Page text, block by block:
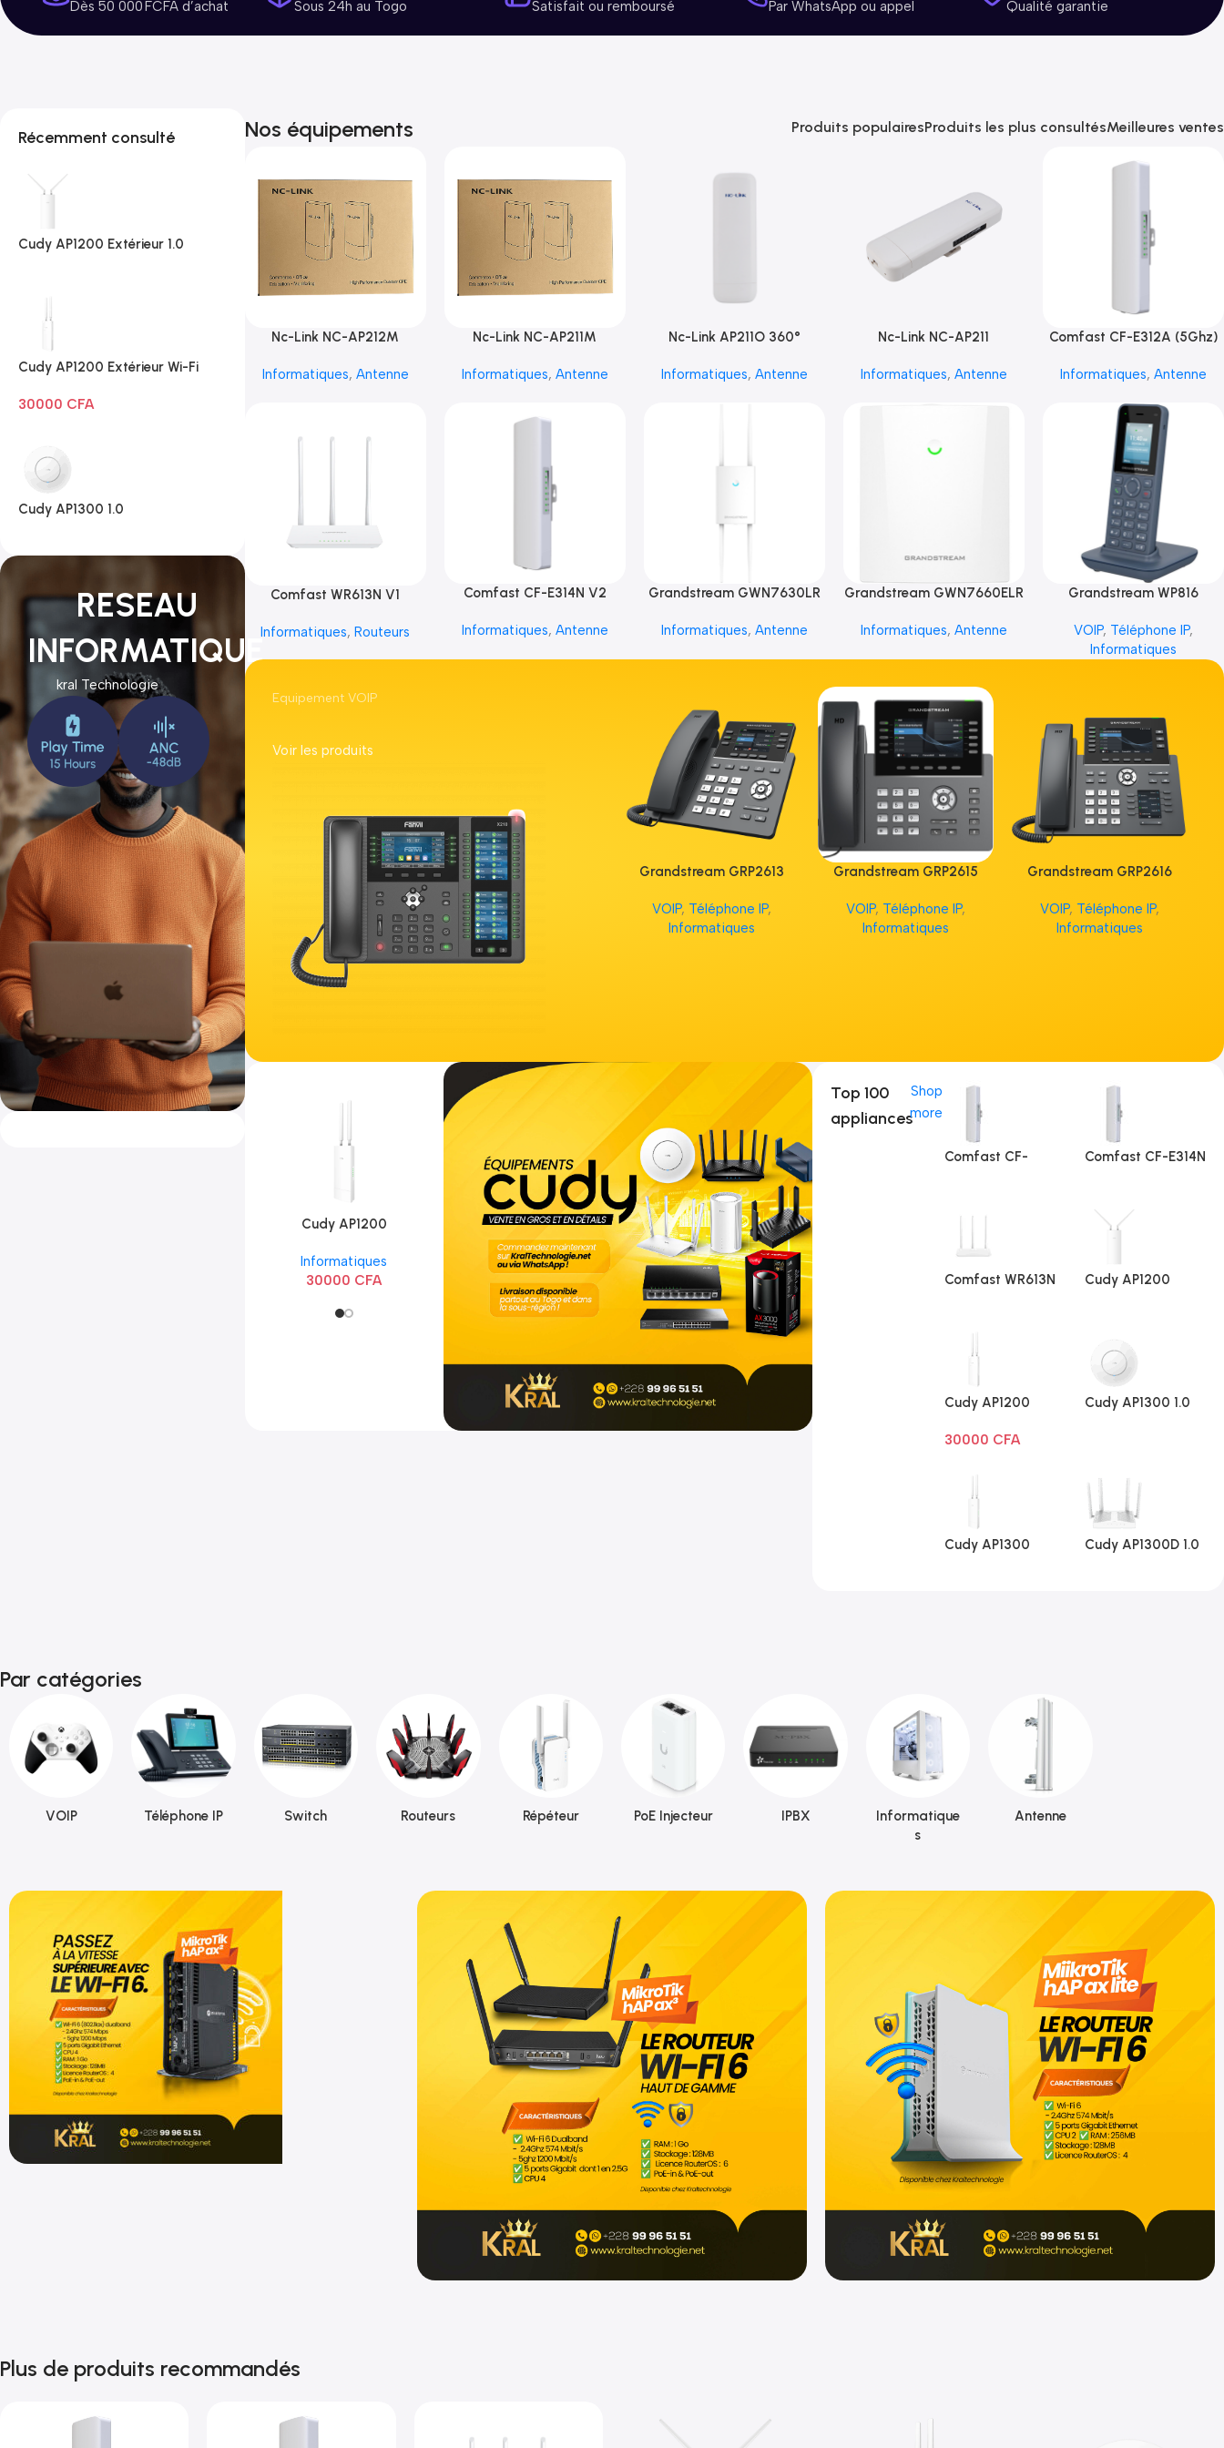
Dès 50 000 FCFA d’achat Sous 24h au Togo Satisfait ou remboursé Par WhatsApp ou appel Qualité garantie
Récemment consulté
Cudy AP1200 Extérieur 1.0
Cudy AP1200 Extérieur Wi-Fi
30000 CFA
Cudy AP1300 1.0
RESEAU
INFORMATIQUE
kral Technologie
Nos équipements Produits populairesProduits les plus consultésMeilleures ventes
Nc-Link NC-AP212M
Informatiques, Antenne
Nc-Link NC-AP211M
Informatiques, Antenne
Nc-Link AP211O 360°
Informatiques, Antenne
Nc-Link NC-AP211
Informatiques, Antenne
Comfast CF-E312A (5Ghz)
Informatiques, Antenne
Comfast WR613N V1
Informatiques,Routeurs
Comfast CF-E314N V2
Informatiques, Antenne
Grandstream GWN7630LR
Informatiques, Antenne
Grandstream GWN7660ELR
Informatiques, Antenne
Grandstream WP816
VOIP, Téléphone IP,
Informatiques
Equipement VOIP
Voir les produits
Grandstream GRP2613
VOIP, Téléphone IP,
Informatiques
Grandstream GRP2615
VOIP, Téléphone IP,
Informatiques
Grandstream GRP2616
VOIP, Téléphone IP,
Informatiques
Cudy AP1200
AC1200
Informatiques
30000 CFA
Mikrotik hap ax2
Routeurs
800CFA
Top 100
appliances
Shop
more
Comfast CF-
Comfast CF-E314N
Comfast WR613N
Cudy AP1200
Cudy AP1200
AC1200
30000 CFA
Cudy AP1300 1.0
Cudy AP1300
Cudy AP1300D 1.0
Par catégories
VOIP Téléphone IP Switch Routeurs Répéteur PoE Injecteur IPBX
Informatique
s
Antenne
Plus de produits recommandés